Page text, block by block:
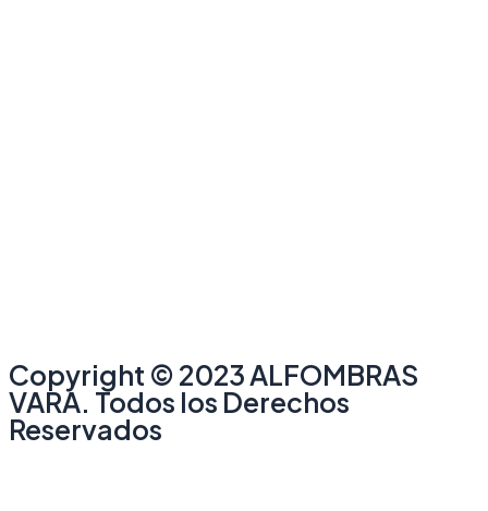
Copyright © 2023 ALFOMBRAS
VARA. Todos los Derechos
Reservados